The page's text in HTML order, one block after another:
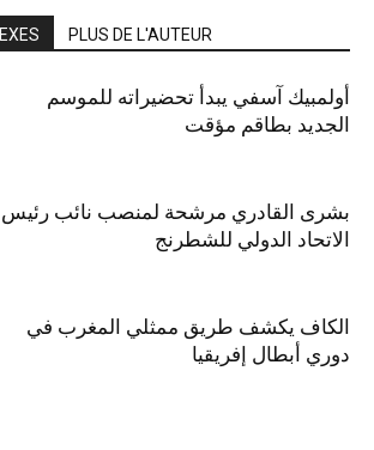
PLUS DE L'AUTEUR
أولمبيك آسفي يبدأ تحضيراته للموسم
الجديد بطاقم مؤقت
بشرى القادري مرشحة لمنصب نائب رئيس
الاتحاد الدولي للشطرنج
الكاف يكشف طريق ممثلي المغرب في
دوري أبطال إفريقيا